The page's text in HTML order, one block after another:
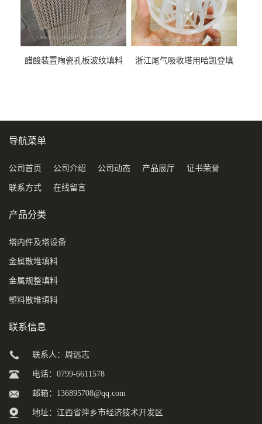
醋酸装置陶瓷孔板波纹填料
浙江尾气吸收塔用哈凯登填
导航菜单
公司首页 公司介绍 公司动态 产品展厅 证书荣誉
联系方式 在线留言
产品分类
塔内件及塔设备
金属散堆填料
金属规整填料
塑料散堆填料
联系信息
联系人：周远志
电话：0799-6611578
邮箱： 136895708@qq.com
地址：江西省萍乡市经济技术开发区